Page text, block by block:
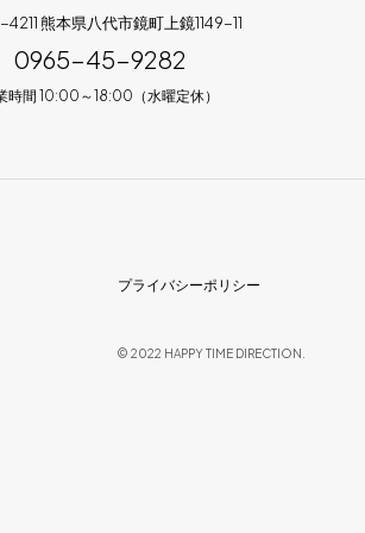
熊本県八代市鏡町上鏡1149-11
0965-45-9282
時間 10:00～18:00（水曜定休）
プライバシーポリシー
© 2022 HAPPY TIME DIRECTION.